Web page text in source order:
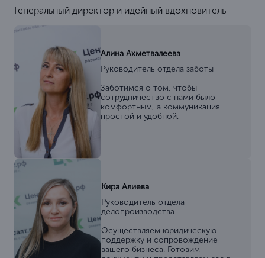
Генеральный директор и идейный вдохновитель
Алина Ахметвалеева
Руководитель отдела заботы
Заботимся о том, чтобы
сотрудничество с нами было
комфортным, а коммуникация
простой и удобной.
Кира Алиева
Руководитель отдела
делопроизводства
Осуществляем юридическую
поддержку и сопровождение
вашего бизнеса. Готовим